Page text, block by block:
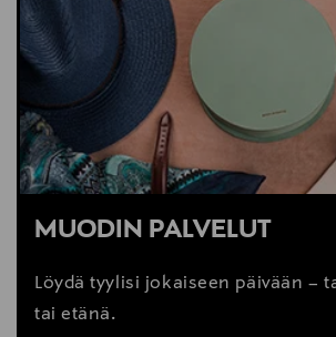
MUODIN PALVELUT
Löydä tyylisi jokaiseen päivään –
tai etänä.